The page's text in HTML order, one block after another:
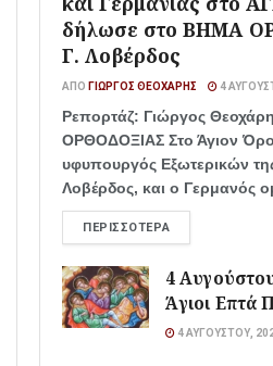
δήλωσε στο ΒΗΜΑ
Γ. Λοβέρδος
ΑΠΌ ΓΙΏΡΓΟΣ ΘΕΟΧΆΡΗΣ 4
Ρεπορτάζ: Γιώργος
ΟΡΘΟΔΟΞΙΑΣ Στο Άγιον
υφυπουργός Εξωτερικών
Λοβέρδος, και ο Γερμανός
ΠΕΡΙΣΣΌΤΕΡΑ
4
Άγιοι Επτά
4 ΑΥΓΟΎΣΤΟΥ,